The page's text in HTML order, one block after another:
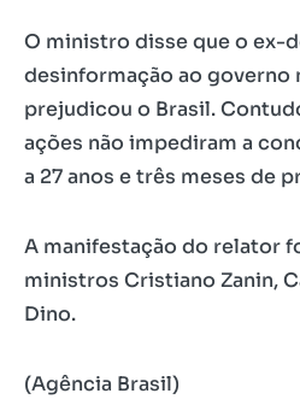
O ministro disse que o ex-
desinformação ao governo
prejudicou o Brasil.
ações não impediram a
a 27 anos e três meses de
A manifestação do relator
ministros Cristiano Zanin,
Dino.
(Agência Brasil)